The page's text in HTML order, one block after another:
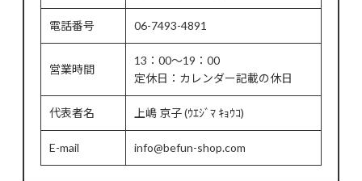
電話番号 06-7493-4891
営業時間
13：00～19：00
定休日：カレンダー記載の休日
代表者名 上嶋 京子 (ｳｴｼﾞﾏ ｷｮｳｺ)
E-mail info@befun-shop.com